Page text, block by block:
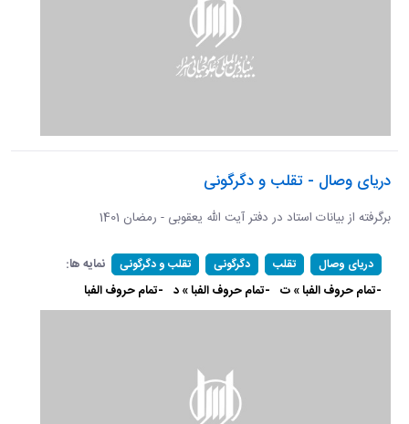
دریای وصال - تقلب و دگرگونی
برگرفته از بیانات استاد در دفتر آیت الله یعقوبی - رمضان 1401
دریای وصال تقلب دگرگونی تقلب و دگرگونی
نمایه ها:
-تمام حروف الفبا » ت -تمام حروف الفبا » د -تمام حروف الفبا